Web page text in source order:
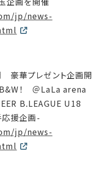
jp/news-
豪華プレゼント企画開
B&W！ ＠LaLa arena
B.LEAGUE U18
援企画-
jp/news-